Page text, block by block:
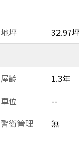
地坪
32.97
屋齡
1.3年
車位
--
警衛管理 無